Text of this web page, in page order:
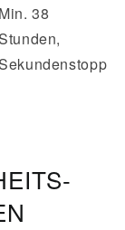
Min. 38